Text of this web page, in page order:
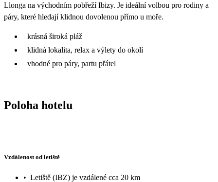
Llonga na východním pobřeží Ibizy. Je ideální volbou pro rodiny a
páry, které hledají klidnou dovolenou přímo u moře.
krásná široká pláž
klidná lokalita, relax a výlety do okolí
vhodné pro páry, partu přátel
Poloha hotelu
Vzdálenost od letiště
• Letiště (IBZ) je vzdálené cca 20 km